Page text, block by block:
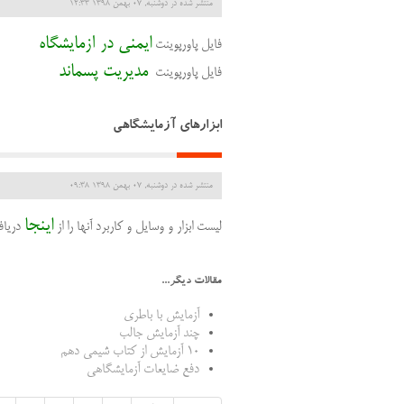
منتشر شده در دوشنبه, 07 بهمن 1398 12:33
فایل پاورپوینتایمنی در آزمایشگاه
فایل پاورپوینتمدیریت پسماند
ابزارهای آزمایشگاهی
منتشر شده در دوشنبه, 07 بهمن 1398 09:38
لیست ابزار و وسایل و کاربرد آنها را ازاینجا
مقالات دیگر...
آزمایش با باطری
چند آزمایش جالب
10 آزمایش از کتاب شیمی دهم
دفع ضایعات آزمایشگاهی